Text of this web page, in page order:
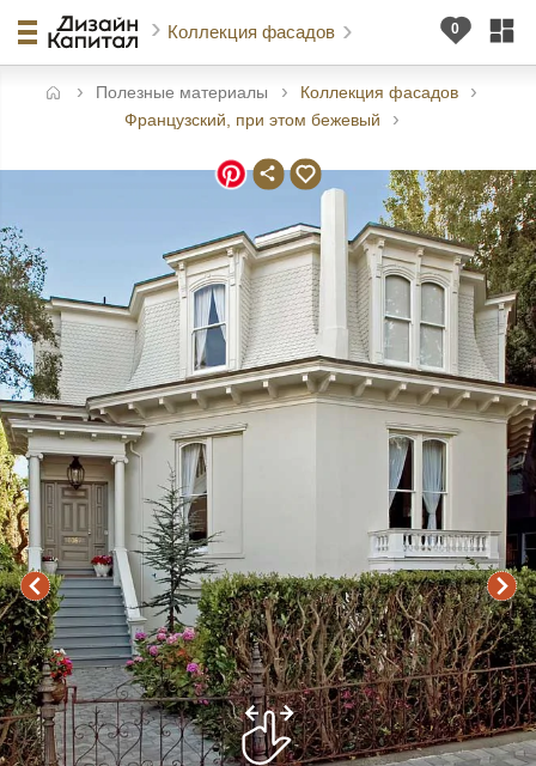
Коллекция фасадов
Полезные материалы
Коллекция фасадов
Французский, при этом бежевый